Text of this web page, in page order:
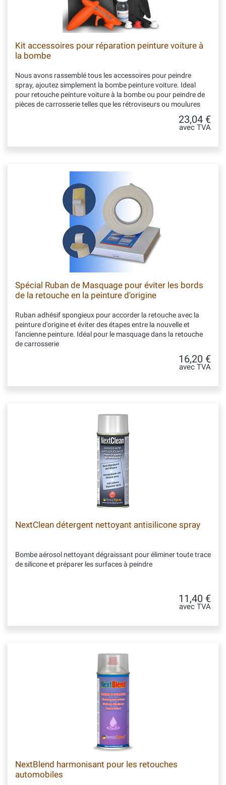
Kit accessoires pour réparation peinture voiture à
la bombe
Nous avons rassemblé tous les accessoires pour peindre
spray, ajoutez simplement la bombe peinture voiture. Ideal
pour retouche peinture voiture à la bombe ou pour peindre de
pièces de carrosserie telles que les rétroviseurs ou moulures
23,04 €
avec TVA
Spécial Ruban de Masquage pour éviter les bords
de la retouche en la peinture d'origine
Ruban adhésif spongieux pour accorder la retouche avec la
peinture d'origine et éviter des étapes entre la nouvelle et
l'ancienne peinture. Idéal pour le masquage dans la retouche
de carrosserie
16,20 €
avec TVA
NextClean détergent nettoyant antisilicone spray
Bombe aérosol nettoyant dégraissant pour éliminer toute trace
de silicone et préparer les surfaces à peindre
11,40 €
avec TVA
NextBlend harmonisant pour les retouches
automobiles